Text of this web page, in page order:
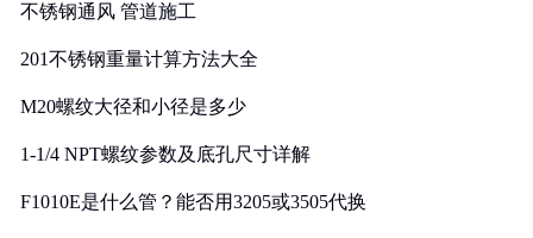
不锈钢通风 管道施工
201不锈钢重量计算方法大全
M20螺纹大径和小径是多少
1-1/4 NPT螺纹参数及底孔尺寸详解
F1010E是什么管？能否用3205或3505代换